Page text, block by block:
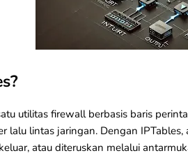
utilitasfirewallberbasis baris
lalu lintas jaringan. Dengan
atau diteruskan melalui